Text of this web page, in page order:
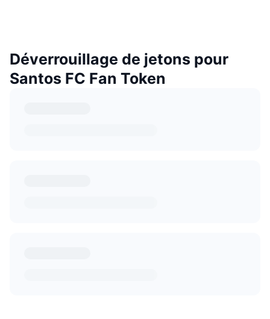
Déverrouillage de jetons pour
Santos FC Fan Token